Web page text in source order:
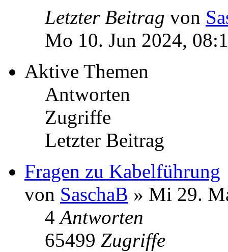
Letzter Beitrag von
Mo 10. Jun 2024,
Aktive Themen
Antworten
Zugriffe
Letzter Beitrag
Fragen zu Kabelführung
von SaschaB » Mi 29.
4Antworten
65499 Zugriffe